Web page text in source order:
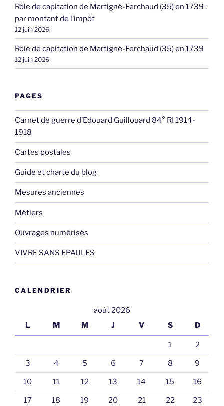
Rôle de capitation de Martigné-Ferchaud (35) en 1739 :
par montant de l’impôt
12 juin 2026
Rôle de capitation de Martigné-Ferchaud (35) en 1739
12 juin 2026
PAGES
Carnet de guerre d’Edouard Guillouard 84° RI 1914-
1918
Cartes postales
Guide et charte du blog
Mesures anciennes
Métiers
Ouvrages numérisés
VIVRE SANS EPAULES
CALENDRIER
août 2026
L
M M J V S D
1 2
3 4 5 6 7 8 9
10 11 12 13 14 15 16
17 18 19 20 21 22 23